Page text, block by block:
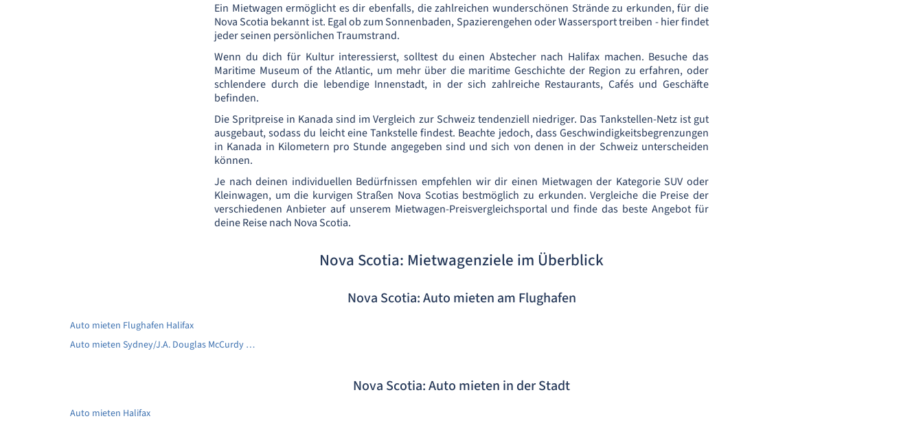
Ein Mietwagen ermöglicht es dir ebenfalls, die zahlreichen wunderschönen Strände zu erkunden, für die
Nova Scotia bekannt ist. Egal ob zum Sonnenbaden, Spazierengehen oder Wassersport treiben - hier findet
jeder seinen persönlichen Traumstrand.
Wenn du dich für Kultur interessierst, solltest du einen Abstecher nach Halifax machen. Besuche das
Maritime Museum of the Atlantic, um mehr über die maritime Geschichte der Region zu erfahren, oder
schlendere durch die lebendige Innenstadt, in der sich zahlreiche Restaurants, Cafés und Geschäfte
befinden.
Die Spritpreise in Kanada sind im Vergleich zur Schweiz tendenziell niedriger. Das Tankstellen-Netz ist gut
ausgebaut, sodass du leicht eine Tankstelle findest. Beachte jedoch, dass Geschwindigkeitsbegrenzungen
in Kanada in Kilometern pro Stunde angegeben sind und sich von denen in der Schweiz unterscheiden
können.
Je nach deinen individuellen Bedürfnissen empfehlen wir dir einen Mietwagen der Kategorie SUV oder
Kleinwagen, um die kurvigen Straßen Nova Scotias bestmöglich zu erkunden. Vergleiche die Preise der
verschiedenen Anbieter auf unserem Mietwagen-Preisvergleichsportal und finde das beste Angebot für
deine Reise nach Nova Scotia.
Nova Scotia: Mietwagenziele im Überblick
Nova Scotia: Auto mieten am Flughafen
Auto mieten Flughafen Halifax
Auto mieten Sydney/J.A. Douglas McCurdy Airport
Nova Scotia: Auto mieten in der Stadt
Auto mieten Halifax